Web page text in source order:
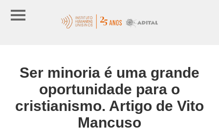
Ser minoria é uma grande
oportunidade para o
cristianismo. Artigo de Vito
Mancuso